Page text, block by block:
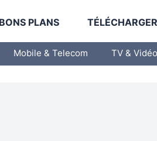
BONS PLANS
Mobile & Telecom TV & Vidéo